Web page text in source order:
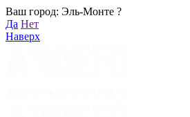
Ваш город: Эль-Монте ?
Да Нет
Наверх
Хабаровск
Пн-Пт: с 10:00 до 19:00, Сб: с 11:00 до
Mt@ardefo